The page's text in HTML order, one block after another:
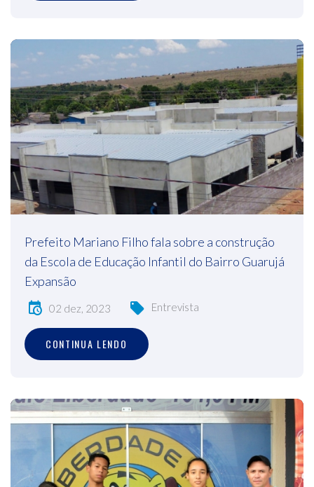
Prefeito Mariano Filho fala sobre a construção
da Escola de Educação Infantil do Bairro Guarujá
Expansão
02 dez, 2023 Entrevista
CONTINUA LENDO